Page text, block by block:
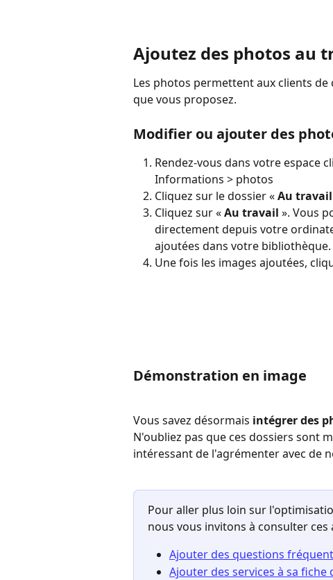
Ajoutez des photos au
Les photos permettent aux clients
que vous proposez.
Modifier ou ajouter des
Rendez-vous dans votre espace
Informations > photos
Cliquez sur le dossier « Au travail
Cliquez sur « Au travail ». Vous
directement depuis votre
ajoutées dans votre bibliothèque.
Une fois les images ajoutées,
Démonstration en image
Vous savez désormais intégrer des
N'oubliez pas que ces dossiers sont
intéressant de l'agrémenter avec de
Pour aller plus loin sur
nous vous invitons à consulter ces
Ajouter des questions
Ajouter des services à sa